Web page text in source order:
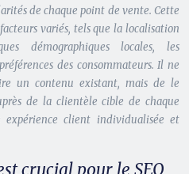
de chaque point de vente. Cette
variés, tels que la localisation
démographiques locales, les
des consommateurs. Il ne
un contenu existant, mais de le
de la clientèle cible de chaque
expérience client individualisée et
crucial pour le SEO